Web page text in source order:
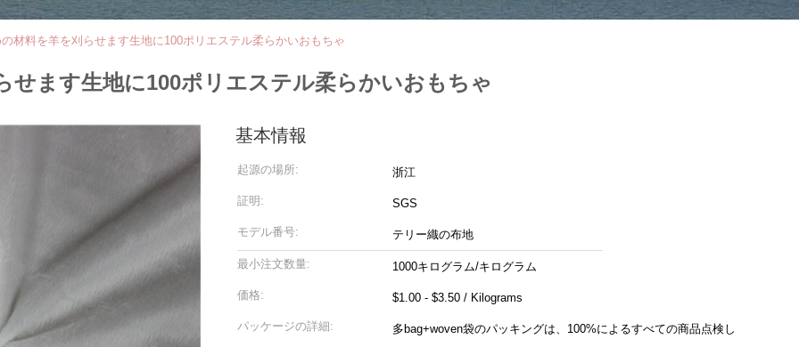
材料を羊を刈らせます生地に100ポリエステル柔らかいおもちゃ
せます生地に100ポリエステル柔らかいおもちゃ
基本情報
起源の場所: 浙江
証明: SGS
モデル番号: テリー織の布地
最小注文数量: 1000キログラム/キログラム
価格: $1.00 - $3.50 / Kilograms
パッケージの詳細: 多bag+woven袋のパッキングは、100%によるすべての商品点検しま